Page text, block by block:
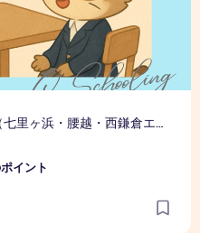
C Schooling 英語教室（七里ヶ浜・腰越・西鎌倉エリア）
イント